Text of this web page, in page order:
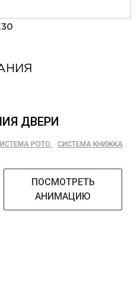
ДВЕРИ
РОТО СИСТЕМА КНИЖКА
ПОСМОТРЕТЬ
АНИМАЦИЮ